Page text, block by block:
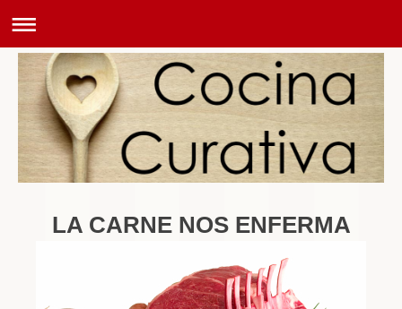
LA CARNE NOS ENFERMA